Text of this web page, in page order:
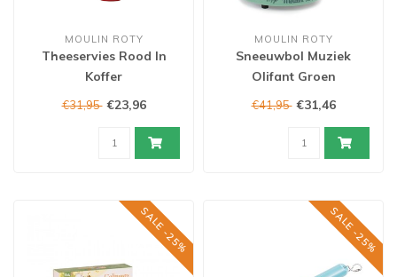
MOULIN ROTY
Theeservies Rood In
Koffer
€31,95 €23,96
MOULIN ROTY
Sneeuwbol Muziek
Olifant Groen
€41,95 €31,46
SALE -25% SALE -25%